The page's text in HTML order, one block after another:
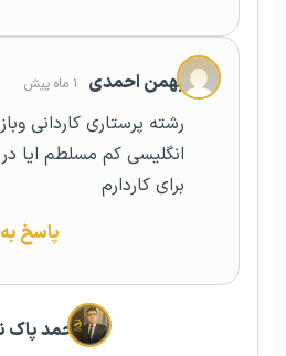
بهمن احمدی ۱ ماه پیش
رشته پرستاری کاردانی
انگلیسی کم مسلطم ایا
برای کاردارم
پاسخ
محمد پاک